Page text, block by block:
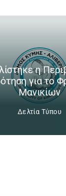
η
για το
Μανικίων
Δελτία Τύπου